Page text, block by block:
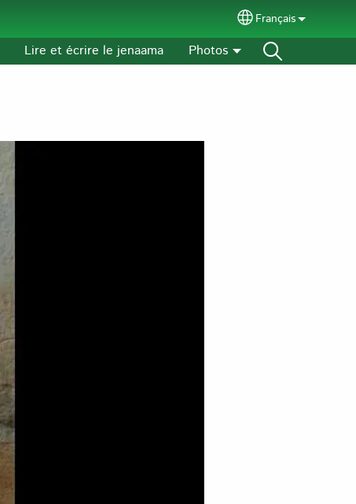
Select your
Français
Lire et écrire le jenaama Photos